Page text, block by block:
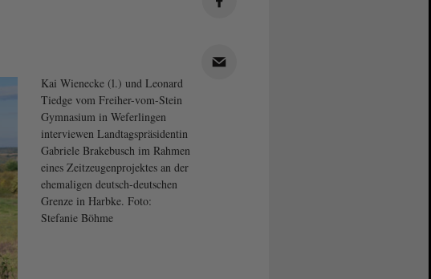
Kai Wienecke (l.) und Leonard
Tiedge vom Freiher-vom-Stein
Gymnasium in Weferlingen
interviewen Landtagspräsidentin
Gabriele Brakebusch im Rahmen
eines Zeitzeugenprojektes an der
ehemaligen deutsch-deutschen
Grenze in Harbke. Foto:
Stefanie Böhme